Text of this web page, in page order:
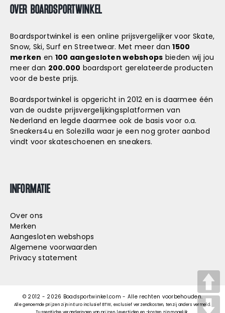
OVER BOARDSPORTWINKEL
Boardsportwinkel is een online prijsvergelijker voor Skate,
Snow, Ski, Surf en Streetwear. Met meer dan1500
merken en 100 aangesloten webshops bieden wij jou
meer dan 200.000 boardsport gerelateerde producten
voor de beste prijs.
Boardsportwinkel is opgericht in 2012 en is daarmee één
van de oudste prijsvergelijkingsplatformen van
Nederland en legde daarmee ook de basis voor o.a.
Sneakers4u en Solezilla waar je een nog groter aanbod
vindt voor skateschoenen en sneakers.
INFORMATIE
Over ons
Merken
Aangesloten webshops
Algemene voorwaarden
Privacy statement
© 2012 - 2026 Boadsportwinkel.com - Alle rechten voorbehouden.
Alle genoemde prijzen zijn in Euro inclusief BTW, exclusief verzendkosten, tenzij anders vermeld.